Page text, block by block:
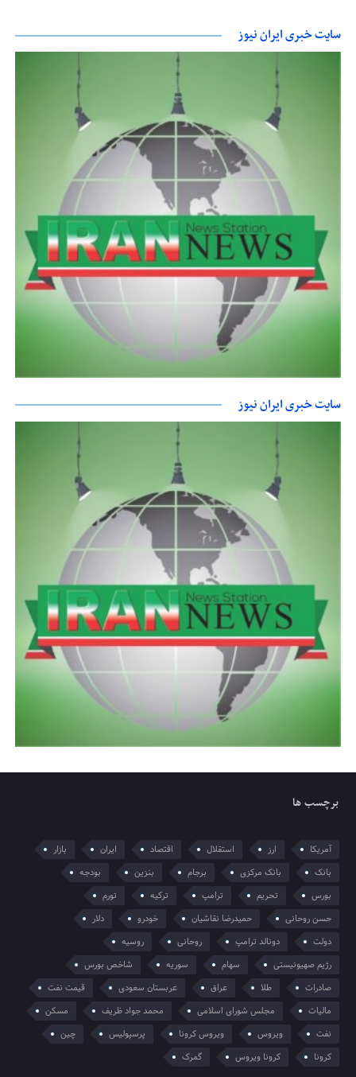
سایت خبری ایران نیوز
سایت خبری ایران نیوز
برچسب ها
آمریکا ارز استقلال اقتصاد ایران
بازار
بانک
بانک مرکزی برجام بنزین
بودجه
بورس
تحریم ترامپ ترکیه
تورم
حسن روحانی
حمیدرضا نقاشیان خودرو
دلار
دولت
دونالد ترامپ روحانی
روسیه
رژیم صهیونیستی
سهام سوریه
شاخص بورس
صادرات
طلا عراق عربستان سعودی
قیمت نفت
مالیات
مجلس شورای اسلامی محمد جواد ظریف
مسکن
نفت
ویروس ویروس کرونا پرسپولیس
چین
کرونا
کرونا ویروس گمرک